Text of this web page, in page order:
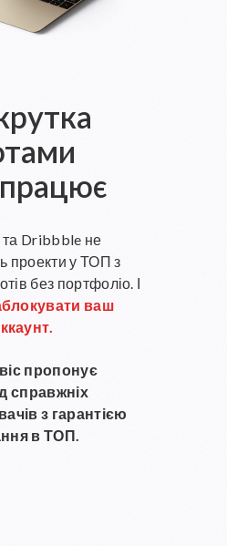
та Dribbble не
проекти у ТОП з
без портфоліо. І
ваш
пропонує
справжніх
з гарантією
в ТОП.